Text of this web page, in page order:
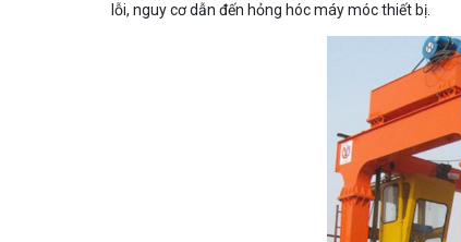
lỗi, nguy cơ dẫn đến hỏng hóc máy móc thiết bị.